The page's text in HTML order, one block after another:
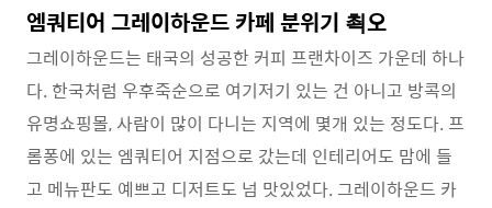
엠쿼티어 그레이하운드 카페 분위기 쵝오
그레이하운드는 태국의 성공한 커피 프랜차이즈 가운데 하나
다. 한국처럼 우후죽순으로 여기저기 있는 건 아니고 방콕의
유명쇼핑몰, 사람이 많이 다니는 지역에 몇개 있는 정도다. 프
롬퐁에 있는 엠쿼티어 지점으로 갔는데 인테리어도 맘에 들
고 메뉴판도 예쁘고 디저트도 넘 맛있었다. 그레이하운드 카